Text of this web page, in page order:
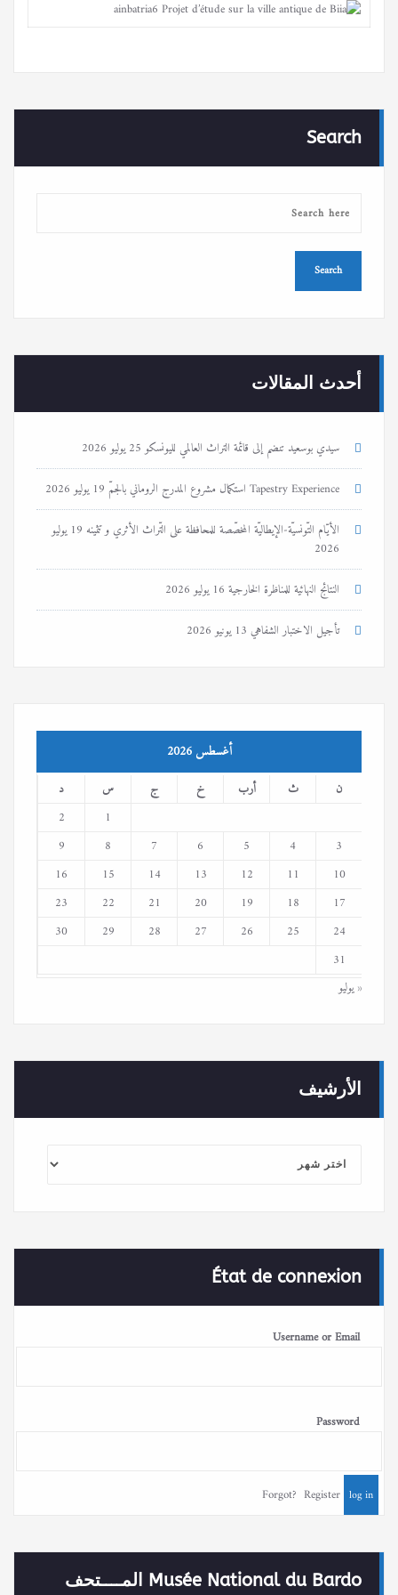
Search
أحدث المقالات
سيدي بوسعيد تنضم إلى قائمة التراث العالمي لليونسكو25 يوليو 2026
Tapestry Experience استكمال مشروع المدرج الروماني بالجمّ
19 يوليو 2026
الأيّام التّونسيّة-الإيطاليّة المخصّصة للمحافظة على التّراث الأثري و تثمينه
19 يوليو
2026
النتائج النهائية للمناظرة الخارجية16 يوليو 2026
تأجيل الاختبار الشفاهي13 يونيو 2026
أغسطس 2026
ن ث أرب خ ج س
د
1
2
3
4
5
6
7
8
9
10
11
12
13
14
15
16
17
18
19
20
21
22
23
24
25
26
27
28
29
30
31
« يوليو
الأرشيف
État de connexion
Username or Email
Password
Forgot? Register
Musée National du Bardo المــــتحف